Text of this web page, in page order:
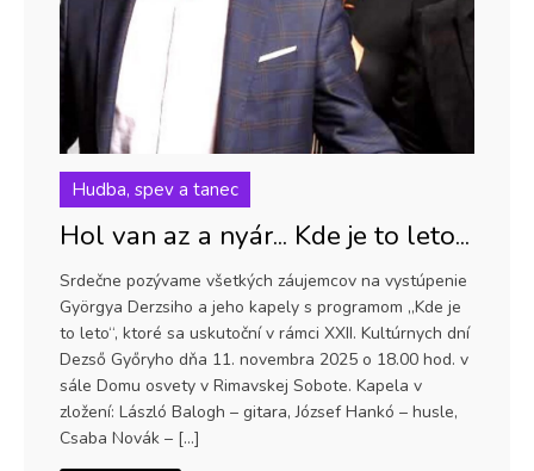
Hudba, spev a tanec
Hol van az a nyár... Kde je to leto...
Srdečne pozývame všetkých záujemcov na vystúpenie
Györgya Derzsiho a jeho kapely s programom „Kde je
to leto“, ktoré sa uskutoční v rámci XXII. Kultúrnych dní
Dezső Győryho dňa 11. novembra 2025 o 18.00 hod. v
sále Domu osvety v Rimavskej Sobote. Kapela v
zložení: László Balogh – gitara, József Hankó – husle,
Csaba Novák – […]